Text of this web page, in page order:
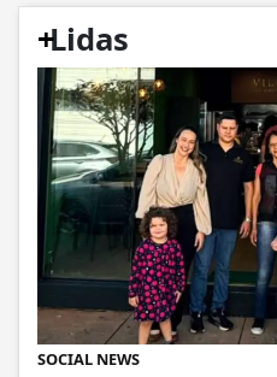
+
Lidas
SOCIAL NEWS